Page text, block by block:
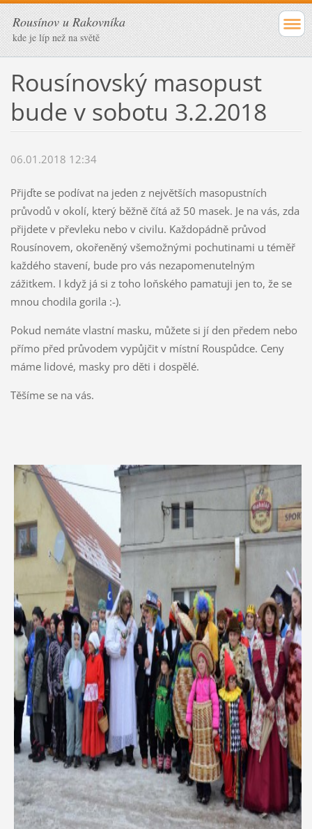
Rousínov u Rakovníka
kde je líp než na světě
Rousínovský masopust
bude v sobotu 3.2.2018
06.01.2018 12:34
Přijďte se podívat na jeden z největších masopustních
průvodů v okolí, který běžně čítá až 50 masek. Je na vás, zda
přijdete v převleku nebo v civilu. Každopádně průvod
Rousínovem, okořeněný všemožnými pochutinami u téměř
každého stavení, bude pro vás nezapomenutelným
zážitkem. I když já si z toho loňského pamatuji jen to, že se
mnou chodila gorila :-).
Pokud nemáte vlastní masku, můžete si jí den předem nebo
přímo před průvodem vypůjčit v místní Rouspůdce. Ceny
máme lidové, masky pro děti i dospělé.
Těšíme se na vás.